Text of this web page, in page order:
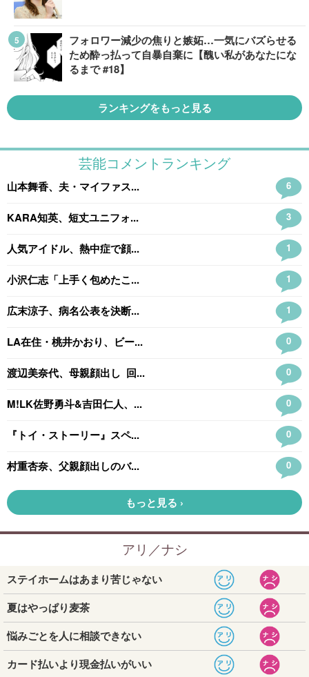
フォロワー減少の焦りと嫉妬…一気にバズらせる
ため酔っ払って自暴自棄に【醜い私があなたにな
るまで #18】
ランキングをもっと見る